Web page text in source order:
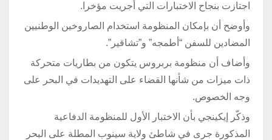
اجتازت بنجاح الاختبارات التي أجريت مؤخرا.
وأوضح أن بإمكان المنظومة استخدام الصاروخين الوطنيين
المضادين للسفن “أطمجه” و”تشاقير”.
وأضاف أن منظومة بربروس يتكون من بطاريات متحركة
ذات ميزات من شأنها القضاء على التهديدات في البحر على
وجه الخصوص.
وذكّر إيكينجي بأن الاختبار الأول للمنظومة الدفاعية
المذكورة جرى في شاطئ ولاية سينوب المطلة على البحر